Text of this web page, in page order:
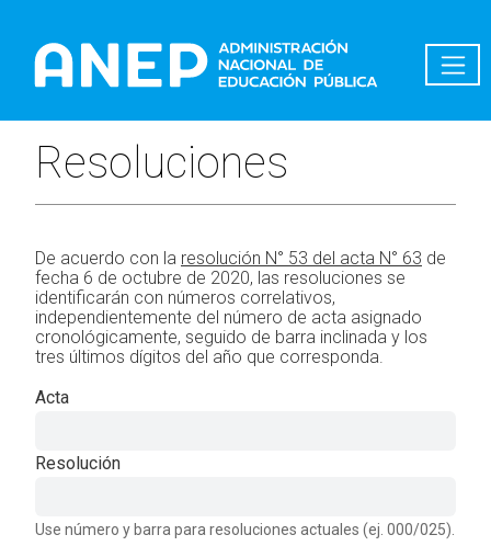
Resoluciones
De acuerdo con la resolución N° 53 del acta N° 63 de
fecha 6 de octubre de 2020, las resoluciones se
identificarán con números correlativos,
independientemente del número de acta asignado
cronológicamente, seguido de barra inclinada y los
tres últimos dígitos del año que corresponda.
Acta
Resolución
Use número y barra para resoluciones actuales (ej. 000/025).